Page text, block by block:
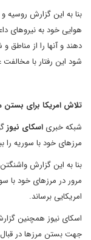
بنا به این گزارش روسیه
هوایی خود به نیروهای
دهند و آنها را از
شود این رفتار با
تلاش امریکا برای بستن
شبکه خبری اسکای نیوز
مرزهای خود با سوریه را
بنا به این گزارش
مرور در مرزهای خود با
امریکایی برساند.
اسکای نیوز همچنین
جهت بستن مرزها در